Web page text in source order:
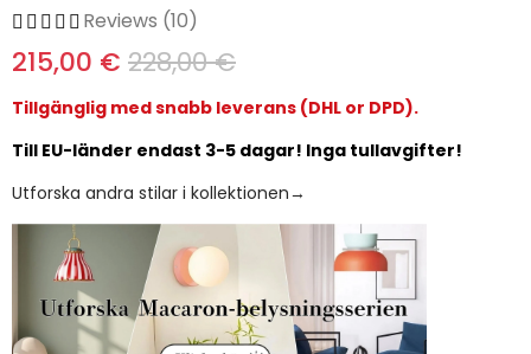
Reviews (10)
215,00 € 228,00 €
Tillgänglig med snabb leverans (DHL or DPD).
Till EU-länder endast 3-5 dagar! Inga tullavgifter!
Utforska andra stilar i kollektionen→